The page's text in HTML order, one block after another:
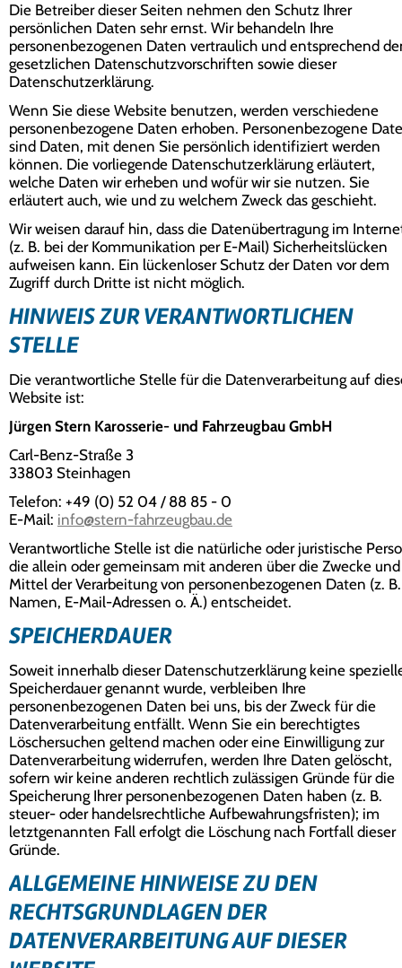
Die Betreiber dieser Seiten nehmen den Schutz Ihrer
persönlichen Daten sehr ernst. Wir behandeln Ihre
personenbezogenen Daten vertraulich und entsprechend
gesetzlichen Datenschutzvorschriften sowie dieser
Datenschutzerklärung.
Wenn Sie diese Website benutzen, werden verschiedene
personenbezogene Daten erhoben. Personenbezogene
sind Daten, mit denen Sie persönlich identifiziert werden
können. Die vorliegende Datenschutzerklärung erläutert,
welche Daten wir erheben und wofür wir sie nutzen. Sie
erläutert auch, wie und zu welchem Zweck das geschieht.
Wir weisen darauf hin, dass die Datenübertragung im
(z. B. bei der Kommunikation per E-Mail) Sicherheitslücken
aufweisen kann. Ein lückenloser Schutz der Daten vor dem
Zugriff durch Dritte ist nicht möglich.
HINWEIS ZUR VERANTWORTLICHEN
STELLE
Die verantwortliche Stelle für die Datenverarbeitung auf
Website ist:
Jürgen Stern Karosserie- und Fahrzeugbau GmbH
Carl-Benz-Straße 3
33803 Steinhagen
Telefon: +49 (0) 52 04 / 88 85 - 0
E-Mail: info@stern-fahrzeugbau.de
Verantwortliche Stelle ist die natürliche oder juristische
die allein oder gemeinsam mit anderen über die Zwecke und
Mittel der Verarbeitung von personenbezogenen Daten (z. B.
Namen, E-Mail-Adressen o. Ä.) entscheidet.
SPEICHERDAUER
Soweit innerhalb dieser Datenschutzerklärung keine
Speicherdauer genannt wurde, verbleiben Ihre
personenbezogenen Daten bei uns, bis der Zweck für die
Datenverarbeitung entfällt. Wenn Sie ein berechtigtes
Löschersuchen geltend machen oder eine Einwilligung zur
Datenverarbeitung widerrufen, werden Ihre Daten gelöscht,
sofern wir keine anderen rechtlich zulässigen Gründe für die
Speicherung Ihrer personenbezogenen Daten haben (z. B.
steuer- oder handelsrechtliche Aufbewahrungsfristen); im
letztgenannten Fall erfolgt die Löschung nach Fortfall dieser
Gründe.
ALLGEMEINE HINWEISE ZU DEN
RECHTSGRUNDLAGEN DER
DATENVERARBEITUNG AUF DIESER